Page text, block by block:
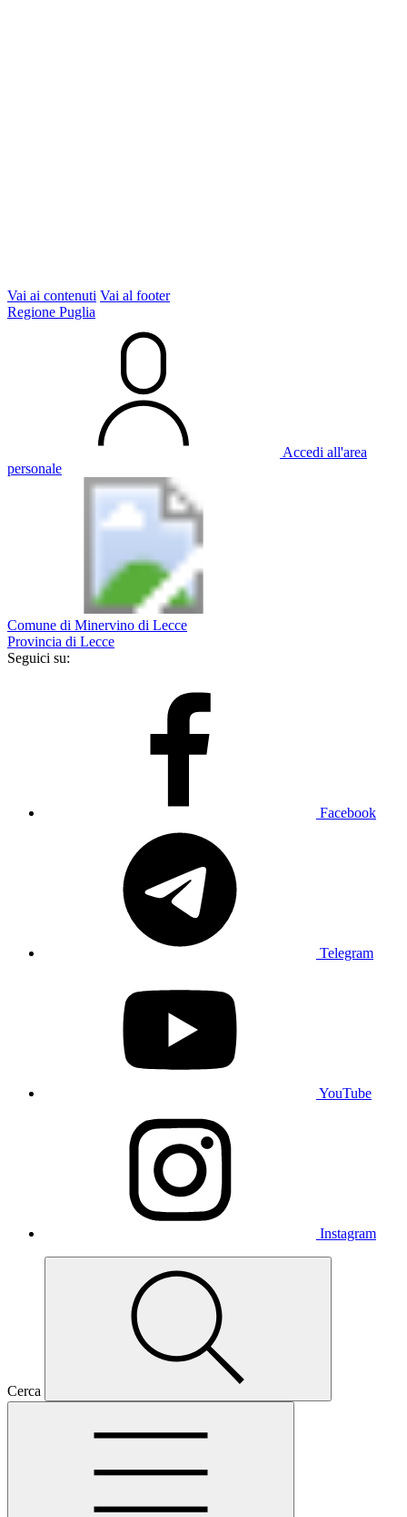
Vai ai contenuti Vai al footer
Regione Puglia
Accedi all'area
personale
Comune di Minervino di Lecce
Provincia di Lecce
Seguici su:
Facebook
Telegram
YouTube
Instagram
Cerca